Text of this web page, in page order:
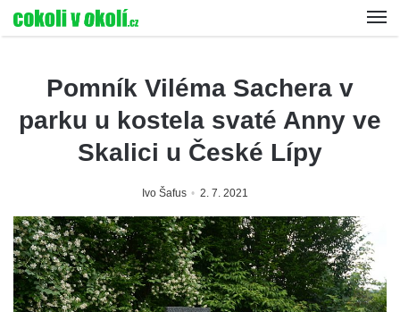
Pomník Viléma Sachera v
parku u kostela svaté Anny ve
Skalici u České Lípy
Ivo Šafus 2. 7. 2021